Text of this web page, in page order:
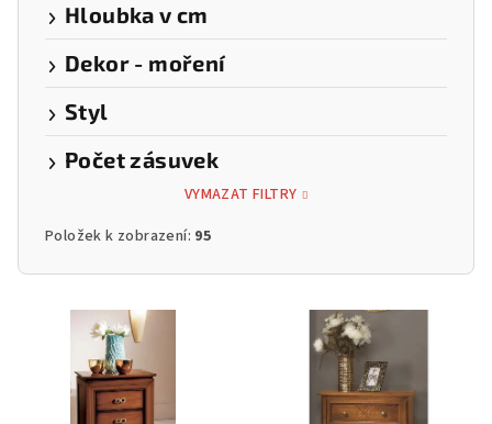
Hloubka v cm
Dekor - moření
Styl
Počet zásuvek
VYMAZAT FILTRY
Položek k zobrazení: 95